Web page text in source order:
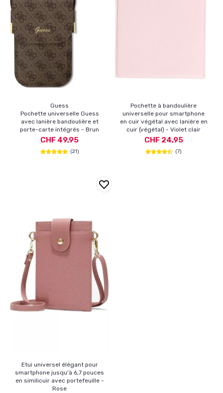
Guess
Pochette universelle Guess
avec lanière bandoulière et
porte-carte intégrés - Brun
CHF 49,95
(21)
Pochette à bandoulière
universelle pour smartphone
en cuir végétal avec lanière en
cuir (végétal) - Violet clair
CHF 24,95
(7)
Etui universel élégant pour
smartphone jusqu'à 6,7 pouces
en similicuir avec portefeuille -
Rose